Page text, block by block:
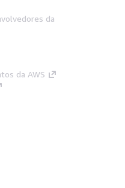
da
da AWS